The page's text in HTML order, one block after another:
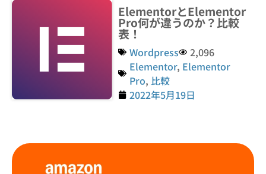
ElementorとElementor
Pro何が違うのか？比較
表！
Wordpress
2,096
Elementor, Elementor
Pro,比較
2022年5月19日